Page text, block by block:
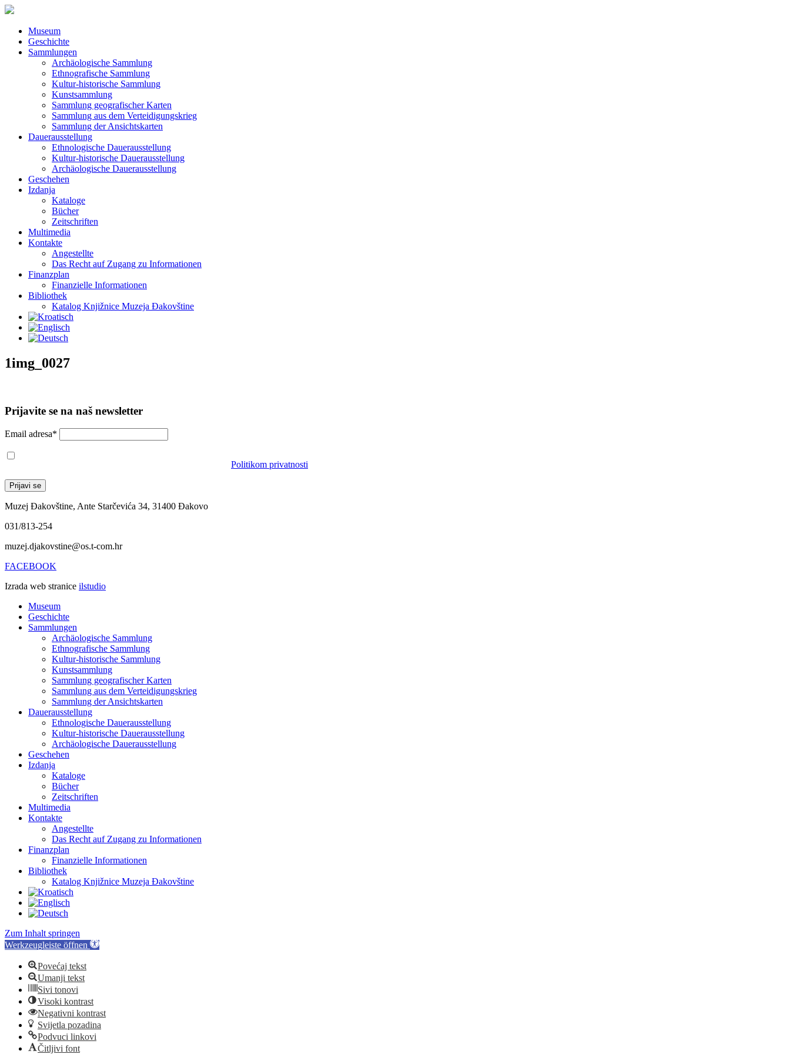
Museum
Geschichte
Sammlungen
Archäologische Sammlung
Ethnografische Sammlung
Kultur-historische Sammlung
Kunstsammlung
Sammlung geografischer Karten
Sammlung aus dem Verteidigungskrieg
Sammlung der Ansichtskarten
Dauerausstellung
Ethnologische Dauerausstellung
Kultur-historische Dauerausstellung
Archäologische Dauerausstellung
Geschehen
Izdanja
Kataloge
Bücher
Zeitschriften
Multimedia
Kontakte
Angestellte
Das Recht auf Zugang zu Informationen
Finanzplan
Finanzielle Informationen
Bibliothek
Katalog Knjižnice Muzeja Đakovštine
1img_0027
Prijavite se na naš newsletter
Email adresa*
Politikom privatnosti
Muzej Đakovštine, Ante Starčevića 34, 31400 Đakovo
031/813-254
muzej.djakovstine@os.t-com.hr
FACEBOOK
Izrada web stranice ilstudio
Museum
Geschichte
Sammlungen
Archäologische Sammlung
Ethnografische Sammlung
Kultur-historische Sammlung
Kunstsammlung
Sammlung geografischer Karten
Sammlung aus dem Verteidigungskrieg
Sammlung der Ansichtskarten
Dauerausstellung
Ethnologische Dauerausstellung
Kultur-historische Dauerausstellung
Archäologische Dauerausstellung
Geschehen
Izdanja
Kataloge
Bücher
Zeitschriften
Multimedia
Kontakte
Angestellte
Das Recht auf Zugang zu Informationen
Finanzplan
Finanzielle Informationen
Bibliothek
Katalog Knjižnice Muzeja Đakovštine
Zum Inhalt springen
Werkzeugleiste öffnen
Povećaj tekst
Umanji tekst
Sivi tonovi
Visoki kontrast
Negativni kontrast
Svijetla pozadina
Podvuci linkovi
Čitljivi font